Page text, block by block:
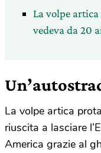
La volpe
vedeva da 20
La volpe artica
riuscita a lasciare
America grazie al